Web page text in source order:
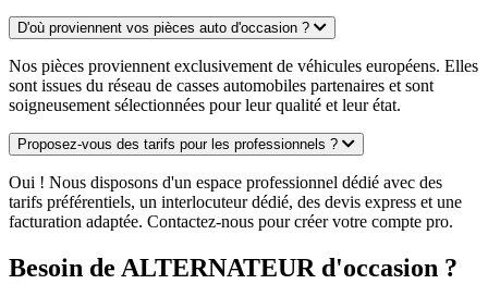
D'où proviennent vos pièces auto d'occasion ?
Nos pièces proviennent exclusivement de véhicules européens. Elles
sont issues du réseau de casses automobiles partenaires et sont
soigneusement sélectionnées pour leur qualité et leur état.
Proposez-vous des tarifs pour les professionnels ?
Oui ! Nous disposons d'un espace professionnel dédié avec des
tarifs préférentiels, un interlocuteur dédié, des devis express et une
facturation adaptée. Contactez-nous pour créer votre compte pro.
Besoin de ALTERNATEUR d'occasion ?